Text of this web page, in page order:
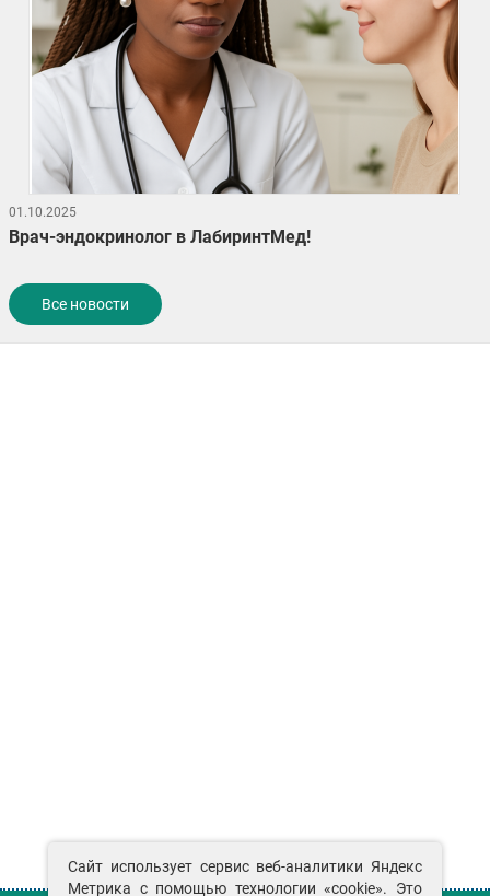
01.10.2025
Врач-эндокринолог в ЛабиринтМед!
Все новости
Сайт использует сервис веб-аналитики Яндекс
Метрика с помощью технологии «cookie». Это